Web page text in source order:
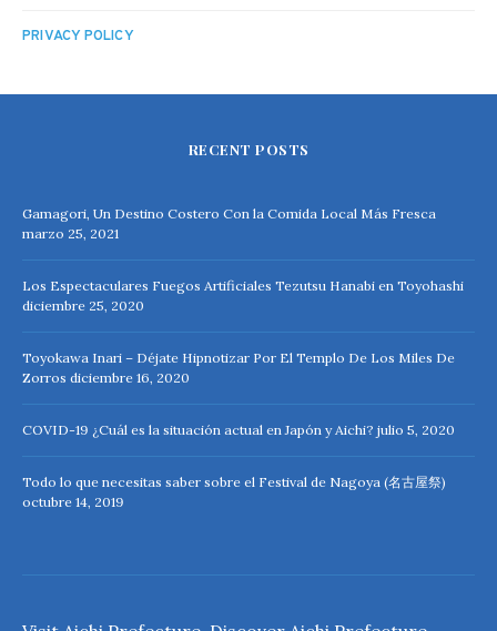
PRIVACY POLICY
RECENT POSTS
Gamagori, Un Destino Costero Con la Comida Local Más Fresca
marzo 25, 2021
Los Espectaculares Fuegos Artificiales Tezutsu Hanabi en Toyohashi
diciembre 25, 2020
Toyokawa Inari – Déjate Hipnotizar Por El Templo De Los Miles De
Zorros diciembre 16, 2020
COVID-19 ¿Cuál es la situación actual en Japón y Aichi? julio 5, 2020
Todo lo que necesitas saber sobre el Festival de Nagoya (名古屋祭)
octubre 14, 2019